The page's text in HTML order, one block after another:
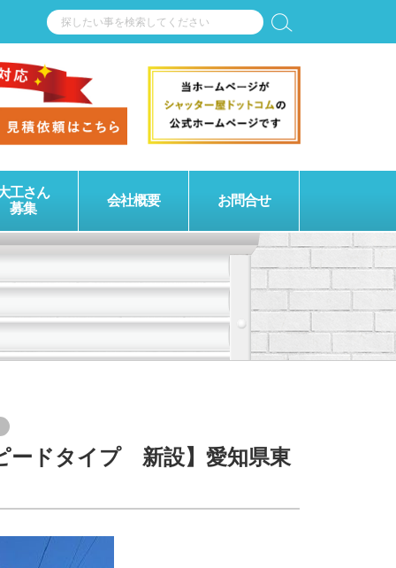
工さん
募集
会社概要 お問合せ
ドタイプ 新設】愛知県東